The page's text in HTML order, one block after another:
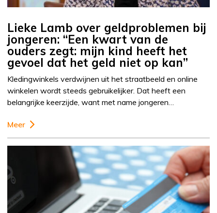
Lieke Lamb over geldproblemen bij
jongeren: “Een kwart van de
ouders zegt: mijn kind heeft het
gevoel dat het geld niet op kan”
Kledingwinkels verdwijnen uit het straatbeeld en online
winkelen wordt steeds gebruikelijker. Dat heeft een
belangrijke keerzijde, want met name jongeren…
Meer